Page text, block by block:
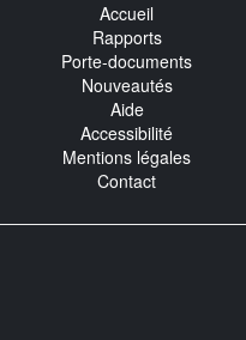
Accueil
Rapports
Porte-documents
Nouveautés
Aide
Accessibilité
Mentions légales
Contact